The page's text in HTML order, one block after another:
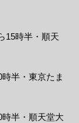
15時半・順天
半・東京たま
半・順天堂大